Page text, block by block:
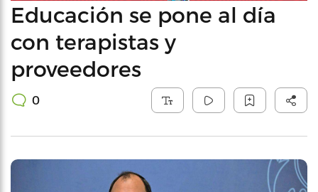
Educación se pone al día
con terapistas y
proveedores
0